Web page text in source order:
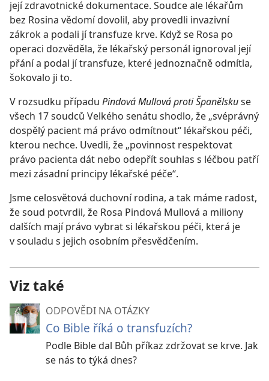
její zdravotnické dokumentace. Soudce ale lékařům
bez Rosina vědomí dovolil, aby provedli invazivní
zákrok a podali jí transfuze krve. Když se Rosa po
operaci dozvěděla, že lékařský personál ignoroval její
přání a podal jí transfuze, které jednoznačně odmítla,
šokovalo ji to.
V rozsudku případu Pindová Mullová proti Španělskuse
všech 17 soudců Velkého senátu shodlo, že „svéprávný
dospělý pacient má právo odmítnout“ lékařskou péči,
kterou nechce. Uvedli, že „povinnost respektovat
právo pacienta dát nebo odepřít souhlas s léčbou patří
mezi zásadní principy lékařské péče“.
Jsme celosvětová duchovní rodina, a tak máme radost,
že soud potvrdil, že Rosa Pindová Mullová a miliony
dalších mají právo vybrat si lékařskou péči, která je
v souladu s jejich osobním přesvědčením.
Viz také
ODPOVĚDI NA OTÁZKY
Co Bible říká o transfuzích?
Podle Bible dal Bůh příkaz zdržovat se krve. Jak
se nás to týká dnes?